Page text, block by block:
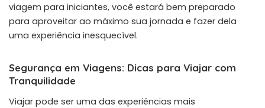
viagem para iniciantes, você estará bem preparado
para aproveitar ao máximo sua jornada e fazer dela
uma experiência inesquecível.
Segurança em Viagens: Dicas para Viajar com
Tranquilidade
Viajar pode ser uma das experiências mais